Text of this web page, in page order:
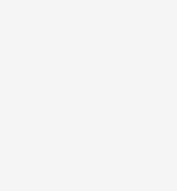
de negócios com a China